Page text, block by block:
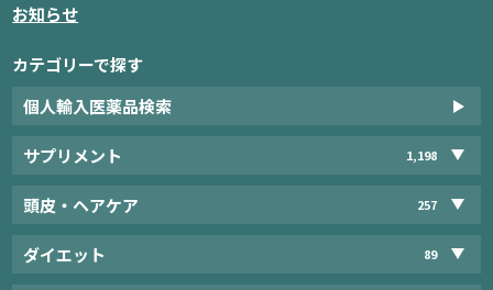
お知らせ
カテゴリーで探す
個人輸入医薬品検索
サプリメント 1,198
頭皮・ヘアケア 257
ダイエット 89